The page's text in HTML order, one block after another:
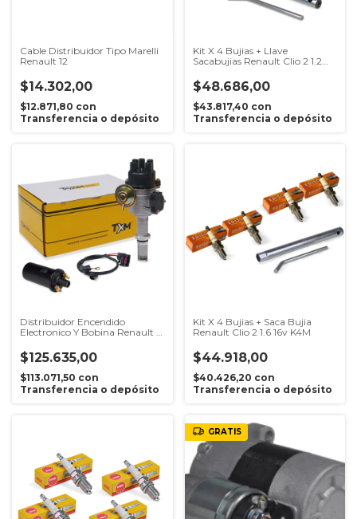
Cable Distribuidor Tipo Marelli
Renault 12
$14.302,00
$12.871,80 con
Transferencia o depósito
Kit X 4 Bujias + Llave
Sacabujias Renault Clio 2 1.2
$48.686,00
$43.817,40 con
Transferencia o depósito
Distribuidor Encendido
Electronico Y Bobina Renault 9
$125.635,00
$113.071,50 con
Transferencia o depósito
Kit X 4 Bujias + Saca Bujia
Renault Clio 2 1.6 16v K4M
$44.918,00
$40.426,20 con
Transferencia o depósito
GRATIS